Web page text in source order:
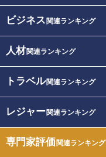
ビジネス 関連ランキング
人材関連ランキング
トラベル関連ランキング
レジャー関連ランキング
専門家評価関連ランキング